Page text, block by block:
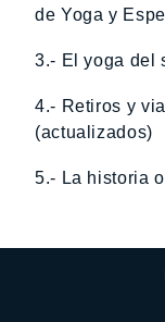
de Yoga y
3.- El yoga del
4.- Retiros y
(actualizados)
5.- La historia